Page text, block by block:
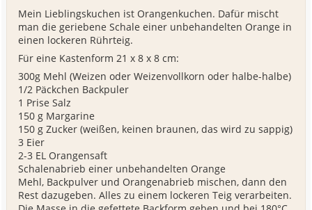
Mein Lieblingskuchen ist Orangenkuchen. Dafür mischt
man die geriebene Schale einer unbehandelten Orange in
einen lockeren Rührteig.
Für eine Kastenform 21 x 8 x 8 cm:
300g Mehl (Weizen oder Weizenvollkorn oder halbe-halbe)
1/2 Päckchen Backpuler
1 Prise Salz
150 g Margarine
150 g Zucker (weißen, keinen braunen, das wird zu sappig)
3 Eier
2-3 EL Orangensaft
Schalenabrieb einer unbehandelten Orange
Mehl, Backpulver und Orangenabrieb mischen, dann den
Rest dazugeben. Alles zu einem lockeren Teig verarbeiten.